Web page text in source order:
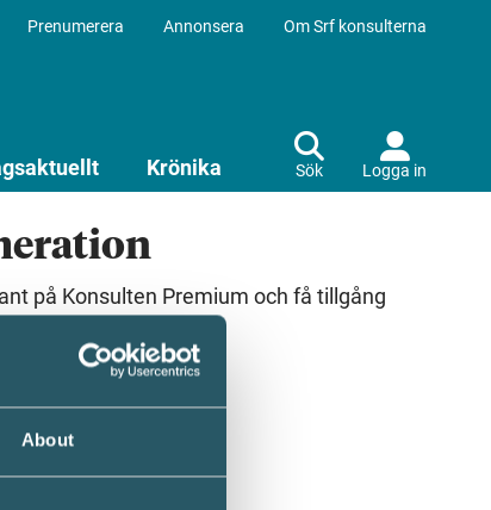
About
Prenumerera Annonsera Om Srf konsulterna
Krönika Sök Logga in
på Konsulten Premium och få tillgång